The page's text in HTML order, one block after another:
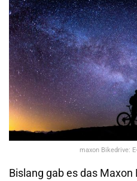
maxon Bikedrive:
Bislang gab es das